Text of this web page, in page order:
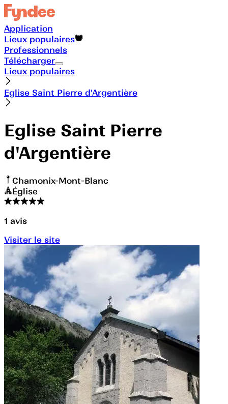
Application
Lieux populaires
Professionnels
Télécharger
Lieux populaires
Eglise Saint Pierre d'Argentière
Eglise Saint Pierre
d'Argentière
Chamonix-Mont-Blanc
Église
1 avis
Visiter le site